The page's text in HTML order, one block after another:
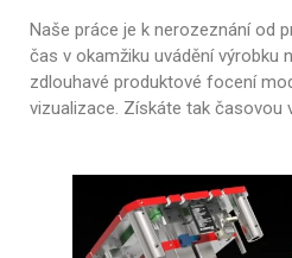
Naše práce je k nerozeznání od
čas v okamžiku uvádění výrobku
zdlouhavé produktové focení
vizualizace. Získáte tak časovou